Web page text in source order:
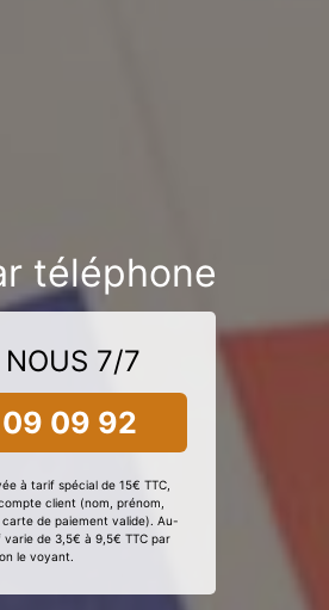
téléphone
NOUS 7/7
09 92
à tarif spécial de 15€ TTC,
client (nom, prénom,
de paiement valide). Au-
de 3,5€ à 9,5€ TTC par
le voyant.